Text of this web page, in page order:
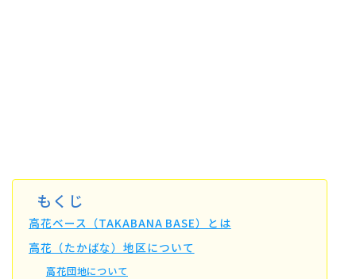
もくじ
高花ベース（TAKABANA BASE）とは
高花（たかばな）地区について
高花団地について